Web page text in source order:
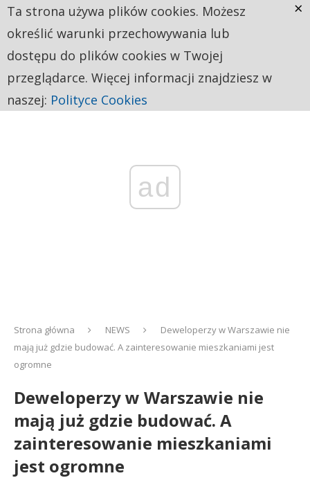
ad
Strona główna NEWS
Deweloperzy w Warszawie nie
mają już gdzie budować. A zainteresowanie mieszkaniami jest
ogromne
Deweloperzy w Warszawie nie
mają już gdzie budować. A
zainteresowanie mieszkaniami
jest ogromne
Ta strona używa plików cookies. Możesz
określić warunki przechowywania lub
dostępu do plików cookies w Twojej
przeglądarce. Więcej informacji znajdziesz w
naszej: Polityce Cookies
×